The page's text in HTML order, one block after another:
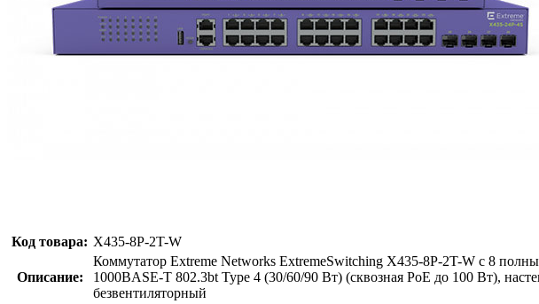
Код товара: X435-8P-2T-W
Описание:
Коммутатор Extreme Networks ExtremeSwitching X435-8P-2T-W с 8
1000BASE-T 802.3bt Type 4 (30/60/90 Вт) (сквозная PoE до 100 Вт),
безвентиляторный